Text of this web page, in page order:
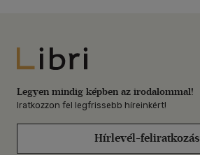
Libri
Legyen mindig képben az irodalommal!
Iratkozzon fel legfrissebb híreinkért!
Hírlevél-feliratkozás